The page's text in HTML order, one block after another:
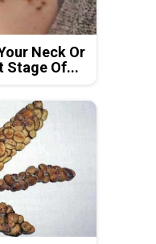
Neck Or
Stage Of...